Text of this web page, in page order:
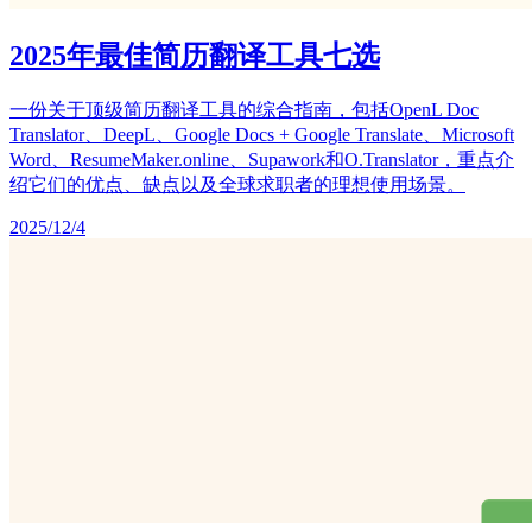
2025年最佳简历翻译工具七选
一份关于顶级简历翻译工具的综合指南，包括OpenL Doc
Translator、DeepL、Google Docs + Google Translate、Microsoft
Word、ResumeMaker.online、Supawork和O.Translator，重点介
绍它们的优点、缺点以及全球求职者的理想使用场景。
2025/12/4